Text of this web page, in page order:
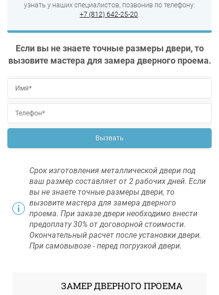
узнать у наших специалистов, позвонив по телефону:
+7 (812) 642-25-20
Если вы не знаете точные размеры двери, то
вызовите мастера для замера дверного проема.
Вызвать
Срок изготовления металлической двери под
ваш размер составляет от 2 рабочих дней. Если
вы не знаете точные размеры двери, то
вызовите мастера для замера дверного
проема. При заказе двери необходимо внести
предоплату 30% от договорной стоимости.
Окончательный расчет после установки двери.
При самовывозе - перед погрузкой двери.
ЗАМЕР ДВЕРНОГО ПРОЕМА